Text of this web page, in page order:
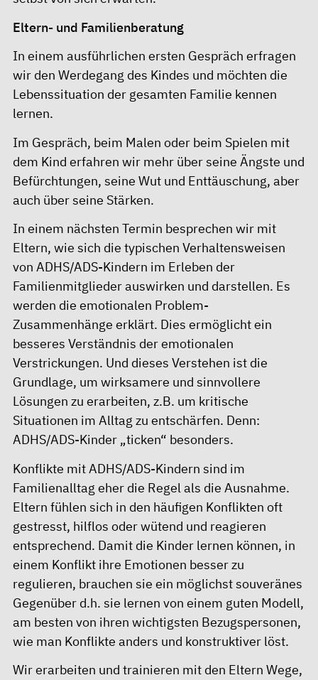
Eltern- und Familienberatung
In einem ausführlichen ersten Gespräch erfragen
wir den Werdegang des Kindes und möchten die
Lebenssituation der gesamten Familie kennen
lernen.
Im Gespräch, beim Malen oder beim Spielen mit
dem Kind erfahren wir mehr über seine Ängste und
Befürchtungen, seine Wut und Enttäuschung, aber
auch über seine Stärken.
In einem nächsten Termin besprechen wir mit
Eltern, wie sich die typischen Verhaltensweisen
von ADHS/ADS-Kindern im Erleben der
Familienmitglieder auswirken und darstellen. Es
werden die emotionalen Problem-
Zusammenhänge erklärt. Dies ermöglicht ein
besseres Verständnis der emotionalen
Verstrickungen. Und dieses Verstehen ist die
Grundlage, um wirksamere und sinnvollere
Lösungen zu erarbeiten, z.B. um kritische
Situationen im Alltag zu entschärfen. Denn:
ADHS/ADS-Kinder „ticken“ besonders.
Konflikte mit ADHS/ADS-Kindern sind im
Familienalltag eher die Regel als die Ausnahme.
Eltern fühlen sich in den häufigen Konflikten oft
gestresst, hilflos oder wütend und reagieren
entsprechend. Damit die Kinder lernen können, in
einem Konflikt ihre Emotionen besser zu
regulieren, brauchen sie ein möglichst souveränes
Gegenüber d.h. sie lernen von einem guten Modell,
am besten von ihren wichtigsten Bezugspersonen,
wie man Konflikte anders und konstruktiver löst.
Wir erarbeiten und trainieren mit den Eltern Wege,